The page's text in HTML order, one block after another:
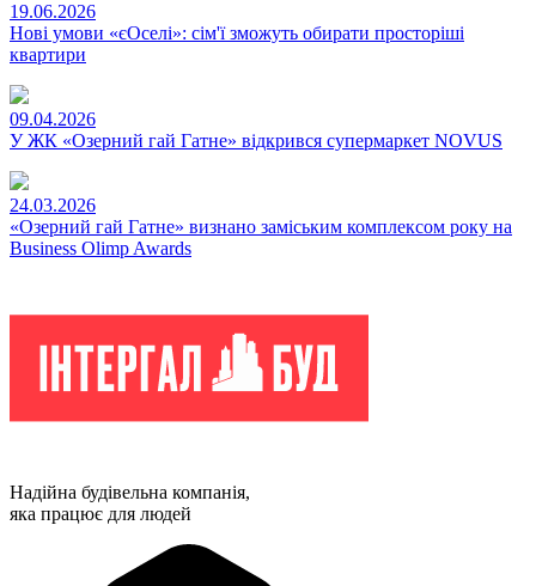
19.06.2026
Нові умови «єОселі»: сім'ї зможуть обирати просторіші
квартири
09.04.2026
У ЖК «Озерний гай Гатне» відкрився супермаркет NOVUS
24.03.2026
«Озерний гай Гатне» визнано заміським комплексом року на
Business Olimp Awards
Надійна будівельна компанія,
яка працює для людей